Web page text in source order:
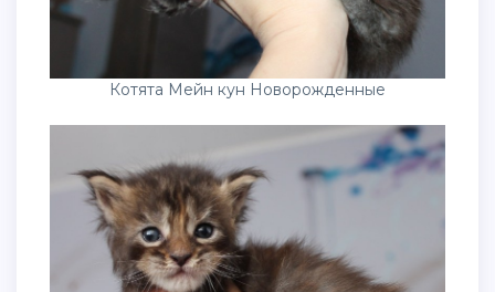
Котята Мейн кун Новорожденные